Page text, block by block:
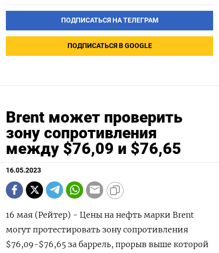
ПОДПИСАТЬСЯ НА ТЕЛЕГРАМ
ПОДПИСАТЬСЯ В GOOGLE
Brent может проверить
зону сопротивления
между $76,09 и $76,65
16.05.2023
16 мая (Рейтер) - Цены на нефть марки Brent
могут протестировать зону сопротивления
$76,09-$76,65 за баррель, прорыв выше которой